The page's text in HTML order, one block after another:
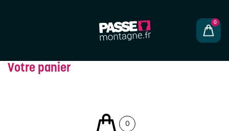
Votre panier
0